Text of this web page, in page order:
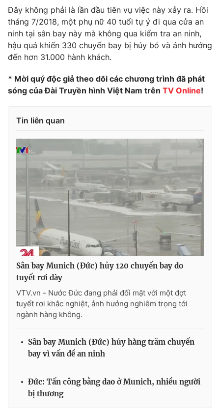
Nhân vật
Khán giả
Giải sao mai
Âm nhạc
Sao
Đời sống
Du lịch
Làm đẹp
Giáo dục
Tuyển sinh
Học trực tuyến
Hitech Công nghệ tương lai
Tư vấn
Giao lưu trực tuyến
Lịch phát sóng
Chuyên mục khác
Emagazine Podcast
Photo Infographic
Shorts video
VTV Money VTV Thể thao
VTV Sức khoẻ Bất động sản
VTV4
VTV9 VTV8
Đây không phải là lần đầu tiên vụ việc này xảy ra. Hồi
tháng 7/2018, một phụ nữ 40 tuổi tự ý đi qua cửa an
ninh tại sân bay này mà không qua kiểm tra an ninh,
hậu quả khiến 330 chuyến bay bị hủy bỏ và ảnh hưởng
đến hơn 31.000 hành khách.
* Mời quý độc giả theo dõi các chương trình đã phát
sóng của Đài Truyền hình Việt Nam trên TV Online!
Tin liên quan
Sân bay Munich (Đức) hủy 120 chuyến bay do
tuyết rơi dày
VTV.vn - Nước Đức đang phải đối mặt với một đợt
tuyết rơi khắc nghiệt, ảnh hưởng nghiêm trọng tới
ngành hàng không.
Sân bay Munich (Đức) hủy hàng trăm chuyến
bay vì vấn đề an ninh
Đức: Tấn công bằng dao ở Munich, nhiều người
bị thương